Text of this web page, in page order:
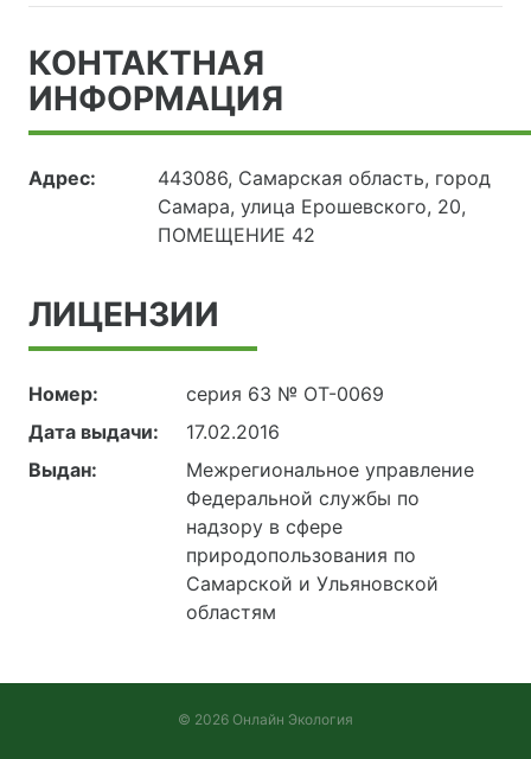
КОНТАКТНАЯ
ИНФОРМАЦИЯ
Адрес:
443086, Самарская область, город
Самара, улица Ерошевского, 20,
ПОМЕЩЕНИЕ 42
ЛИЦЕНЗИИ
Номер:
серия 63 № ОТ-0069
Дата выдачи:
17.02.2016
Выдан:
Межрегиональное управление
Федеральной службы по
надзору в сфере
природопользования по
Самарской и Ульяновской
областям
© 2026 Онлайн Экология